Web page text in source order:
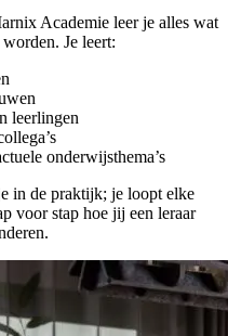
Academie leer je alles wat
Je leert:
leerlingen
onderwijsthema’s
in de praktijk; je loopt elke
voor stap hoe jij een leraar